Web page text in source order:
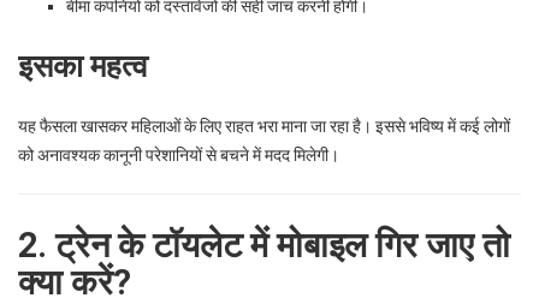
बीमा कंपनियों को दस्तावेजों की सही जांच करनी होगी।
इसका महत्व
यह फैसला खासकर महिलाओं के लिए राहत भरा माना जा रहा है। इससे भविष्य में कई लोगों
को अनावश्यक कानूनी परेशानियों से बचने में मदद मिलेगी।
2. ट्रेन के टॉयलेट में मोबाइल गिर जाए तो
क्या करें?